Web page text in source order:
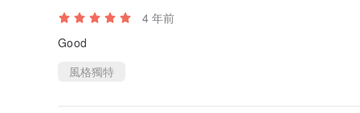
4 年前
Good
風格獨特